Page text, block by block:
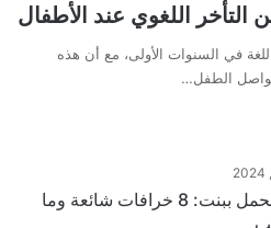
اللغوي عند الأطفال
في السنوات الأولى، مع أن هذه
الطفل…
علامات الحمل ببنت: 8 خرافات شائعة وما